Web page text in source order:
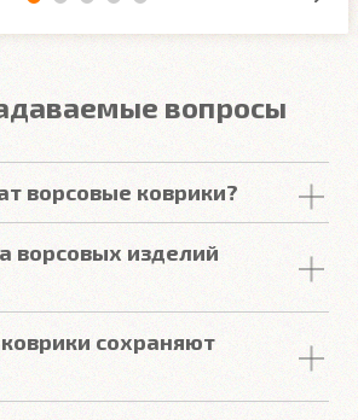
вопросы
ворсовые коврики?
5лет. У некоторых наших
более 10
срокслужбы.
ворсовых изделий
как:
сохраняют